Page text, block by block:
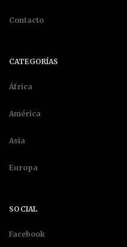
Contacto
CATEGORÍAS
África
América
Asia
Europa
SOCIAL
Facebook